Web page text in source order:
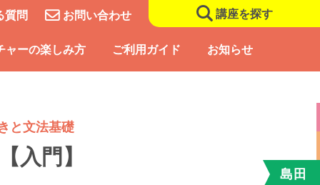
質問 お問い合わせ 講座を探す
ャーの楽しみ方 ご利用ガイド お知らせ
島田
と文法基礎
入門】